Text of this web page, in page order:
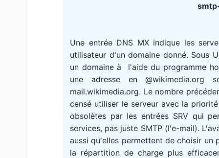
Une entrée DNS MX indique les
utilisateur d'un domaine donné. Sous
un domaine à l'aide du programme
une adresse en
mail.wikimedia.org. Le nombre
censé utiliser le serveur avec la
obsolètes par les entrées SRV qui
services, pas juste SMTP (l'e-mail).
aussi qu'elles permettent de choisir
la répartition de charge plus